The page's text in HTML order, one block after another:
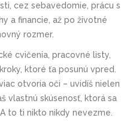
cez sebavedomie, prácu s
a financie, až po životné
rozmer.
cvičenia, pracovné listy,
ktoré ťa posunú vpred.
otvoria oči – uvidíš nielen
vlastnú skúsenosť, ktorá sa
to ti nikto nikdy nevezme.